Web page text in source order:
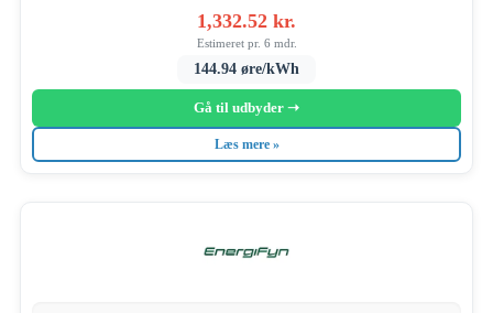
1,332.52 kr.
Estimeret pr. 6 mdr.
144.94 øre/kWh
Gå til udbyder ➝
Læs mere »